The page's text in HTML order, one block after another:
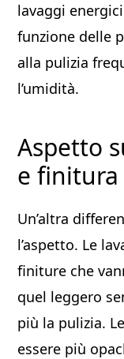
lavaggi
funzione delle
alla pulizia
l’umidità.
Aspetto
e finitura
Un’altra
l’aspetto. Le
finiture che
quel leggero
più la pulizia.
essere più